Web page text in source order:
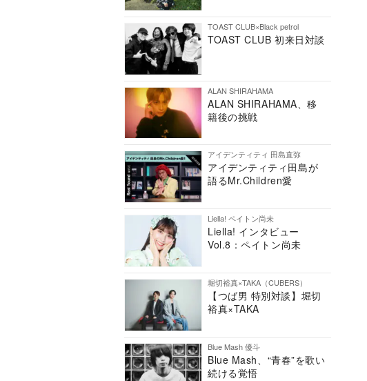
TOAST CLUB×Black petrol
TOAST CLUB 初来日対談
ALAN SHIRAHAMA
ALAN SHIRAHAMA、移
籍後の挑戦
アイデンティティ 田島直弥
アイデンティティ田島が
語るMr.Children愛
Liella! ペイトン尚未
Liella! インタビュー
Vol.8：ペイトン尚未
堀切裕真×TAKA（CUBERS）
【つば男 特別対談】堀切
裕真×TAKA
Blue Mash 優斗
Blue Mash、“青春”を歌い
続ける覚悟